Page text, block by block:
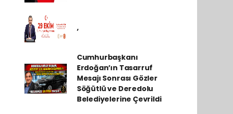
,
Cumhurbaşkanı
Erdoğan’ın Tasarruf
Mesajı Sonrası Gözler
Söğütlü ve Deredolu
Belediyelerine Çevrildi